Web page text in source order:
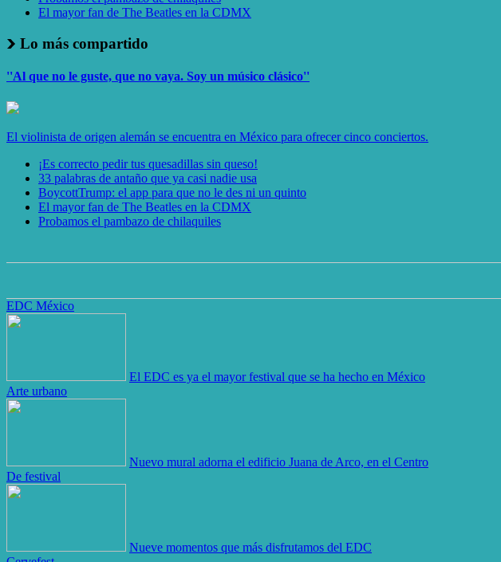
El mayor fan de The Beatles en la CDMX
Lo más compartido
''Al que no le guste, que no vaya. Soy un músico clásico''
El violinista de origen alemán se encuentra en México para ofrecer cinco conciertos.
¡Es correcto pedir tus quesadillas sin queso!
33 palabras de antaño que ya casi nadie usa
BoycottTrump: el app para que no le des ni un quinto
El mayor fan de The Beatles en la CDMX
Probamos el pambazo de chilaquiles
EDC México
El EDC es ya el mayor festival que se ha hecho en México
Arte urbano
Nuevo mural adorna el edificio Juana de Arco, en el Centro
De festival
Nueve momentos que más disfrutamos del EDC